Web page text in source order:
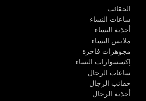
الحقائب
ساعات النساء
أحذية النساء
ملابس النساء
مجوهرات فاخرة
إكسسوارات النساء
ساعات الرجال
حقائب الرجال
أحذية الرجال